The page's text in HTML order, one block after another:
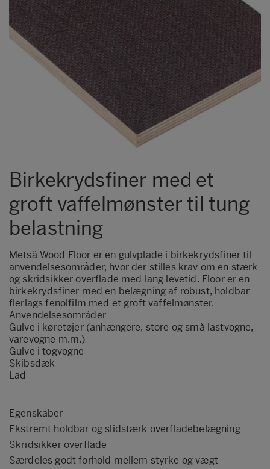
Metsä Wood Form XL
Metsä Wood FormPLUS
Metsä Wood Granit
Metsä Wood Integra
Metsä Wood KingSize
Metsä Wood Laser
Birkekrydsfiner med et
groft vaffelmønster til tung
belastning
Metsä Wood Floor er en gulvplade i birkekrydsfiner til
anvendelsesområder, hvor der stilles krav om en stærk
og skridsikker overflade med lang levetid. Floor er en
birkekrydsfiner med en belægning af robust, holdbar
flerlags fenolfilm med et groft vaffelmønster.
Anvendelsesområder
Gulve i køretøjer (anhængere, store og små lastvogne,
varevogne m.m.)
Gulve i togvogne
Skibsdæk
Lad
Egenskaber
Ekstremt holdbar og slidstærk overfladebelægning
Skridsikker overflade
Særdeles godt forhold mellem styrke og vægt